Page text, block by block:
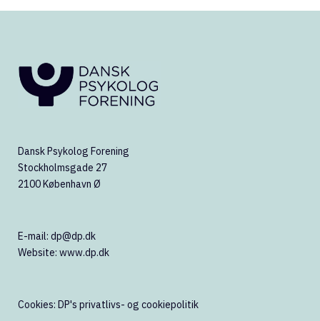
Dansk Psykolog Forening
Stockholmsgade 27
2100 København Ø
E-mail: dp@dp.dk
Website: www.dp.dk
Cookies: DP's privatlivs- og cookiepolitik